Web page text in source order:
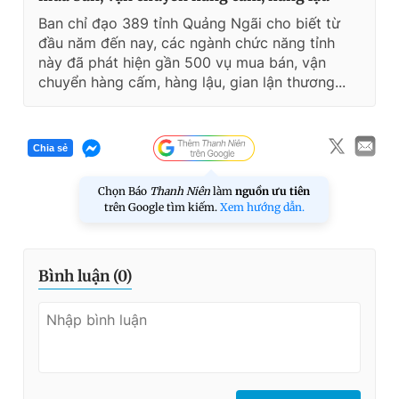
Ban chỉ đạo 389 tỉnh Quảng Ngãi cho biết từ
đầu năm đến nay, các ngành chức năng tỉnh
này đã phát hiện gần 500 vụ mua bán, vận
chuyển hàng cấm, hàng lậu, gian lận thương...
Chia sẻ
Chọn Báo Thanh Niên làm nguồn ưu tiên
trên Google tìm kiếm. Xem hướng dẫn.
Bình luận (0)